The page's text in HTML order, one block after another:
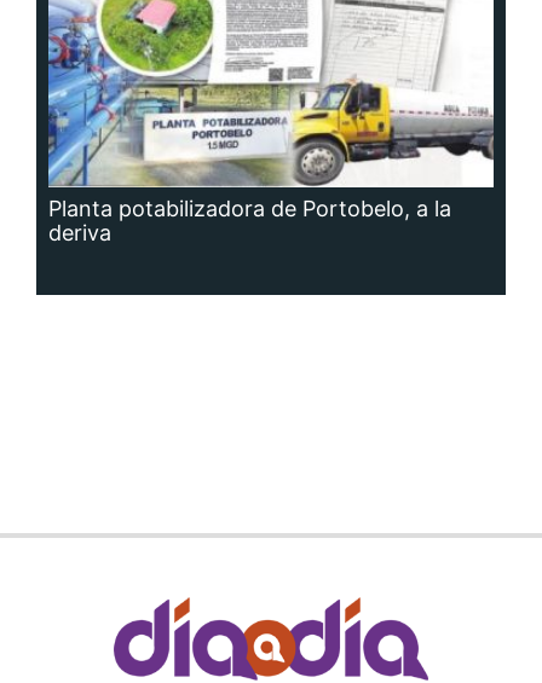
Planta potabilizadora de Portobelo, a la
deriva